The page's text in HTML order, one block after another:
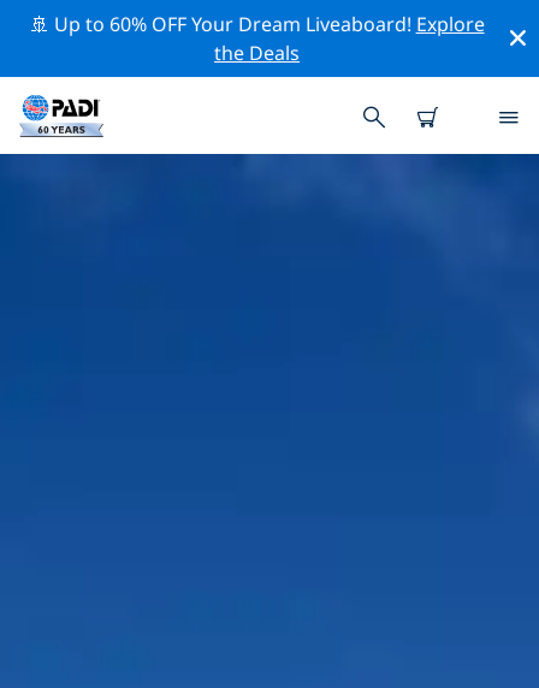
🚢 Up to 60% OFF Your Dream Liveaboard! Explore
the Deals